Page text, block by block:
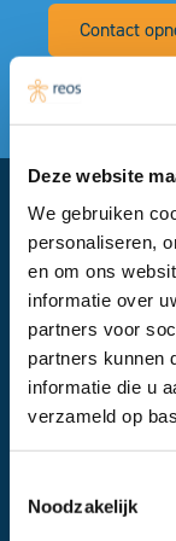
Deze website
We gebruiken
personaliseren,
en om ons
informatie over
partners voor
partners kunnen
informatie die u
verzameld op
Noodzakelijk
Contact
Verzoek tot
Financier:
Zorg en Zekerheid
HCC (Zorggroep